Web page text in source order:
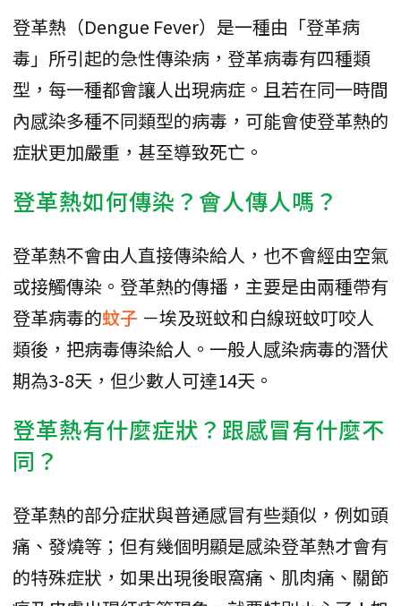
登革熱（Dengue Fever）是一種由「登革病
毒」所引起的急性傳染病，登革病毒有四種類
型，每一種都會讓人出現病症。且若在同一時間
內感染多種不同類型的病毒，可能會使登革熱的
症狀更加嚴重，甚至導致死亡。
登革熱如何傳染？會人傳人嗎？
登革熱不會由人直接傳染給人，也不會經由空氣
或接觸傳染。登革熱的傳播，主要是由兩種帶有
登革病毒的蚊子 －埃及斑蚊和白線斑蚊叮咬人
類後，把病毒傳染給人。一般人感染病毒的潛伏
期為3-8天，但少數人可達14天。
登革熱有什麼症狀？跟感冒有什麼不
同？
登革熱的部分症狀與普通感冒有些類似，例如頭
痛、發燒等；但有幾個明顯是感染登革熱才會有
的特殊症狀，如果出現後眼窩痛、肌肉痛、關節